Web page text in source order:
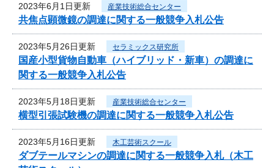
2023年6月1日更新 産業技術総合センター
共焦点顕微鏡の調達に関する一般競争入札公告
2023年5月26日更新 セラミックス研究所
国産小型貨物自動車（ハイブリッド・新車）の調達に
関する一般競争入札公告
2023年5月18日更新 産業技術総合センター
横型引張試験機の調達に関する一般競争入札公告
2023年5月16日更新 木工芸術スクール
ダブテールマシンの調達に関する一般競争入札（木工